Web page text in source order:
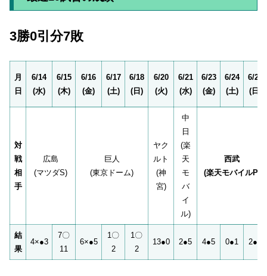
3勝0引分7敗
月
日
6/14
(水)
6/15
(木)
6/16
(金)
6/17
(土)
6/18
(日)
6/20
(火)
6/21
(水)
6/23
(金)
6/24
(土)
6/25
(日)
対
戦
相
手
広島
(マツダS)
巨人
(東京ドーム)
ヤク
ルト
(神
宮)
中
日
(楽
天
モ
バ
イ
ル)
西武
(楽天モバイルP)
結
果
4×●3
7〇
11
6×●5
1〇
2
1〇
2
13●0 2●5 4●5 0●1 2●5